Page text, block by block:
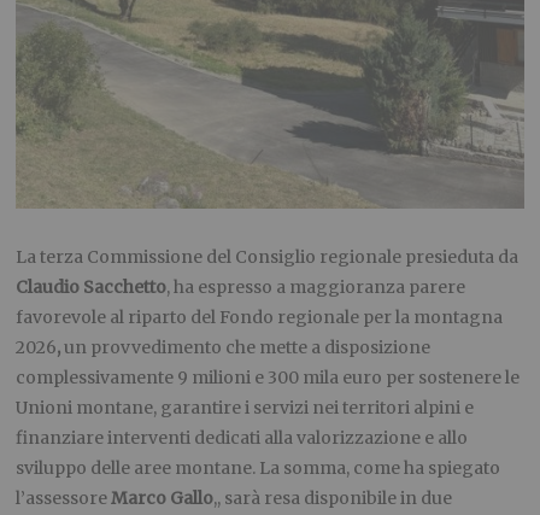
La terza Commissione del Consiglio regionale presieduta da
Claudio Sacchetto, ha espresso a maggioranza parere
favorevole al riparto del Fondo regionale per la montagna
2026,un provvedimento che mette a disposizione
complessivamente 9 milioni e 300 mila euro per sostenere le
Unioni montane, garantire i servizi nei territori alpini e
finanziare interventi dedicati alla valorizzazione e allo
sviluppo delle aree montane. La somma, come ha spiegato
l’assessoreMarco Gallo,, sarà resa disponibile in due